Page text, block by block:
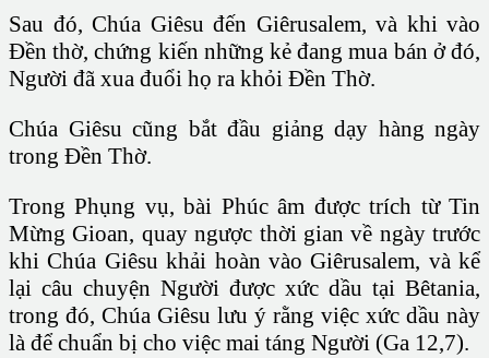
Sau đó, Chúa Giêsu đến Giêrusalem, và khi vào
Đền thờ, chứng kiến những kẻ đang mua bán ở đó,
Người đã xua đuổi họ ra khỏi Ðền Thờ.
Chúa Giêsu cũng bắt đầu giảng dạy hàng ngày
trong Đền Thờ.
Trong Phụng vụ, bài Phúc âm được trích từ Tin
Mừng Gioan, quay ngược thời gian về ngày trước
khi Chúa Giêsu khải hoàn vào Giêrusalem, và kể
lại câu chuyện Người được xức dầu tại Bêtania,
trong đó, Chúa Giêsu lưu ý rằng việc xức dầu này
là để chuẩn bị cho việc mai táng Người (Ga 12,7).